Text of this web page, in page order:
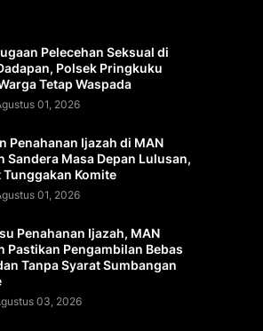
Pelecehan Seksual di
Polsek Pringkuku
Tetap Waspada
01, 2026
Penahanan Ijazah di MAN
Sandera Masa Depan Lulusan,
Tunggakan Komite
01, 2026
Penahanan Ijazah, MAN
Pastikan Pengambilan Bebas
Tanpa Syarat Sumbangan
03, 2026